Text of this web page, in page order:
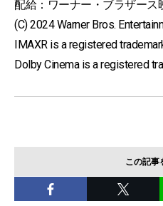
配給：ワーナー・ブラザース
(C) 2024 Warner Bros.
IMAXR is a registered
Dolby Cinema is a registered
この記事